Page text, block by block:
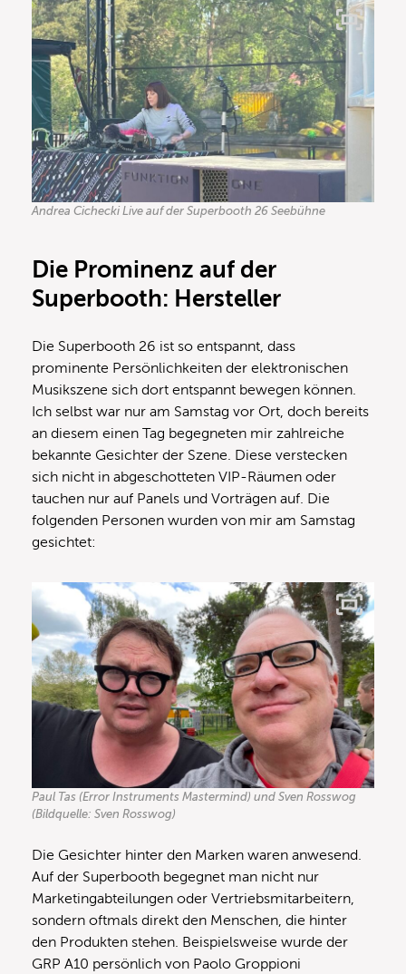
Andrea Cichecki Live auf der Superbooth 26 Seebühne
Die Prominenz auf der
Superbooth: Hersteller
Die Superbooth 26 ist so entspannt, dass
prominente Persönlichkeiten der elektronischen
Musikszene sich dort entspannt bewegen können.
Ich selbst war nur am Samstag vor Ort, doch bereits
an diesem einen Tag begegneten mir zahlreiche
bekannte Gesichter der Szene. Diese verstecken
sich nicht in abgeschotteten VIP-Räumen oder
tauchen nur auf Panels und Vorträgen auf. Die
folgenden Personen wurden von mir am Samstag
gesichtet:
Paul Tas (Error Instruments Mastermind) und Sven Rosswog
(Bildquelle: Sven Rosswog)
Die Gesichter hinter den Marken waren anwesend.
Auf der Superbooth begegnet man nicht nur
Marketingabteilungen oder Vertriebsmitarbeitern,
sondern oftmals direkt den Menschen, die hinter
den Produkten stehen. Beispielsweise wurde der
GRP A10 persönlich von Paolo Groppioni